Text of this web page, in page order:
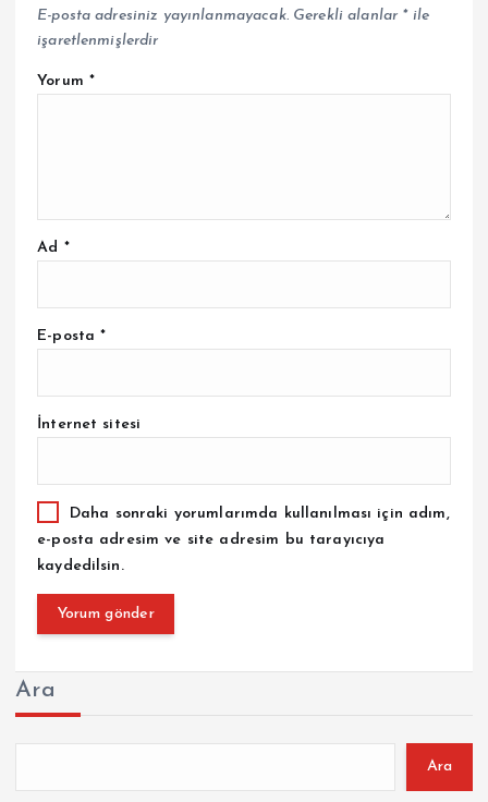
E-posta adresiniz yayınlanmayacak. Gerekli alanlar *ile
işaretlenmişlerdir
Yorum *
Ad *
E-posta*
İnternet sitesi
Daha sonraki yorumlarımda kullanılması için adım,
e-posta adresim ve site adresim bu tarayıcıya
kaydedilsin.
Ara
Ara